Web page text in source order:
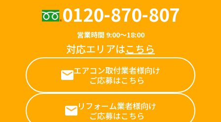
0120-870-807
営業時間 9:00～18:00
対応エリアはこちら
エアコン取付業者様向け
ご応募はこちら
リフォーム業者様向け
ご応募はこちら